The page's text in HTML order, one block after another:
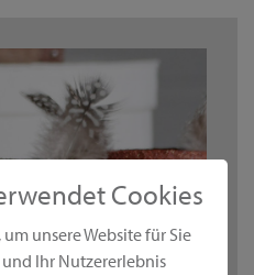
Cookies
unsere Website für Sie
Ihr Nutzererlebnis